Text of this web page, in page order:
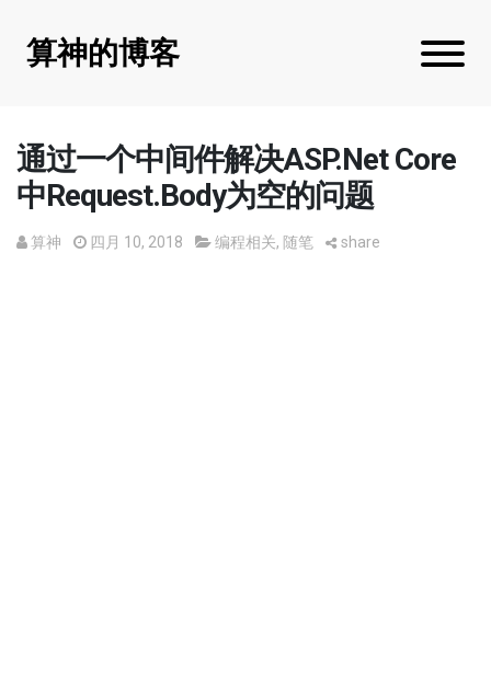
算神的博客
通过一个中间件解决ASP.Net Core
中Request.Body为空的问题
算神 四月 10, 2018 编程相关, 随笔 share